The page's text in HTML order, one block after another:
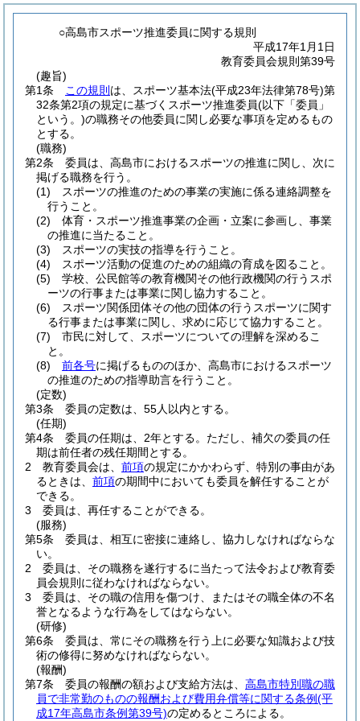
○高島市スポーツ推進委員に関する規則
平成17年1月1日
教育委員会規則第39号
(趣旨)
第1条
この規則 は、スポーツ基本法(平成23年法律第78号)第
32条第2項の規定に基づくスポーツ推進委員(以下「委員」
という。)の職務その他委員に関し必要な事項を定めるもの
とする。
(職務)
第2条
委員は、高島市におけるスポーツの推進に関し、次に
掲げる職務を行う。
(1)
スポーツの推進のための事業の実施に係る連絡調整を
行うこと。
(2)
体育・スポーツ推進事業の企画・立案に参画し、事業
の推進に当たること。
(3)
スポーツの実技の指導を行うこと。
(4)
スポーツ活動の促進のための組織の育成を図ること。
(5)
学校、公民館等の教育機関その他行政機関の行うスポ
ーツの行事または事業に関し協力すること。
(6)
スポーツ関係団体その他の団体の行うスポーツに関す
る行事または事業に関し、求めに応じて協力すること。
(7)
市民に対して、スポーツについての理解を深めるこ
と。
(8)
前各号に掲げるもののほか、高島市におけるスポーツ
の推進のための指導助言を行うこと。
(定数)
第3条
委員の定数は、55人以内とする。
(任期)
第4条
委員の任期は、2年とする。 ただし、補欠の委員の任
期は前任者の残任期間とする。
2
教育委員会は、 前項の規定にかかわらず、特別の事由があ
るときは、 前項の期間中においても委員を解任することが
できる。
3
委員は、再任することができる。
(服務)
第5条
委員は、相互に密接に連絡し、協力しなければならな
い。
2
委員は、その職務を遂行するに当たって法令および教育委
員会規則に従わなければならない。
3
委員は、その職の信用を傷つけ、またはその職全体の不名
誉となるような行為をしてはならない。
(研修)
第6条
委員は、常にその職務を行う上に必要な知識および技
術の修得に努めなければならない。
(報酬)
第7条
委員の報酬の額および支給方法は、 高島市特別職の職
員で非常勤のものの報酬および費用弁償等に関する条例(平
成17年高島市条例第39号)の定めるところによる。